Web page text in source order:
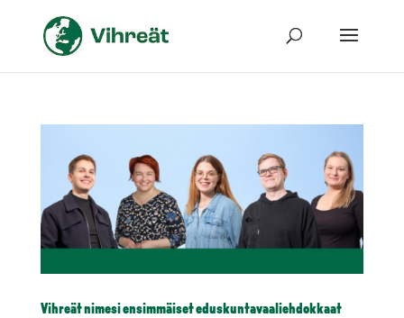
Vihreät nimesi ensimmäiset eduskuntavaaliehdokkaat